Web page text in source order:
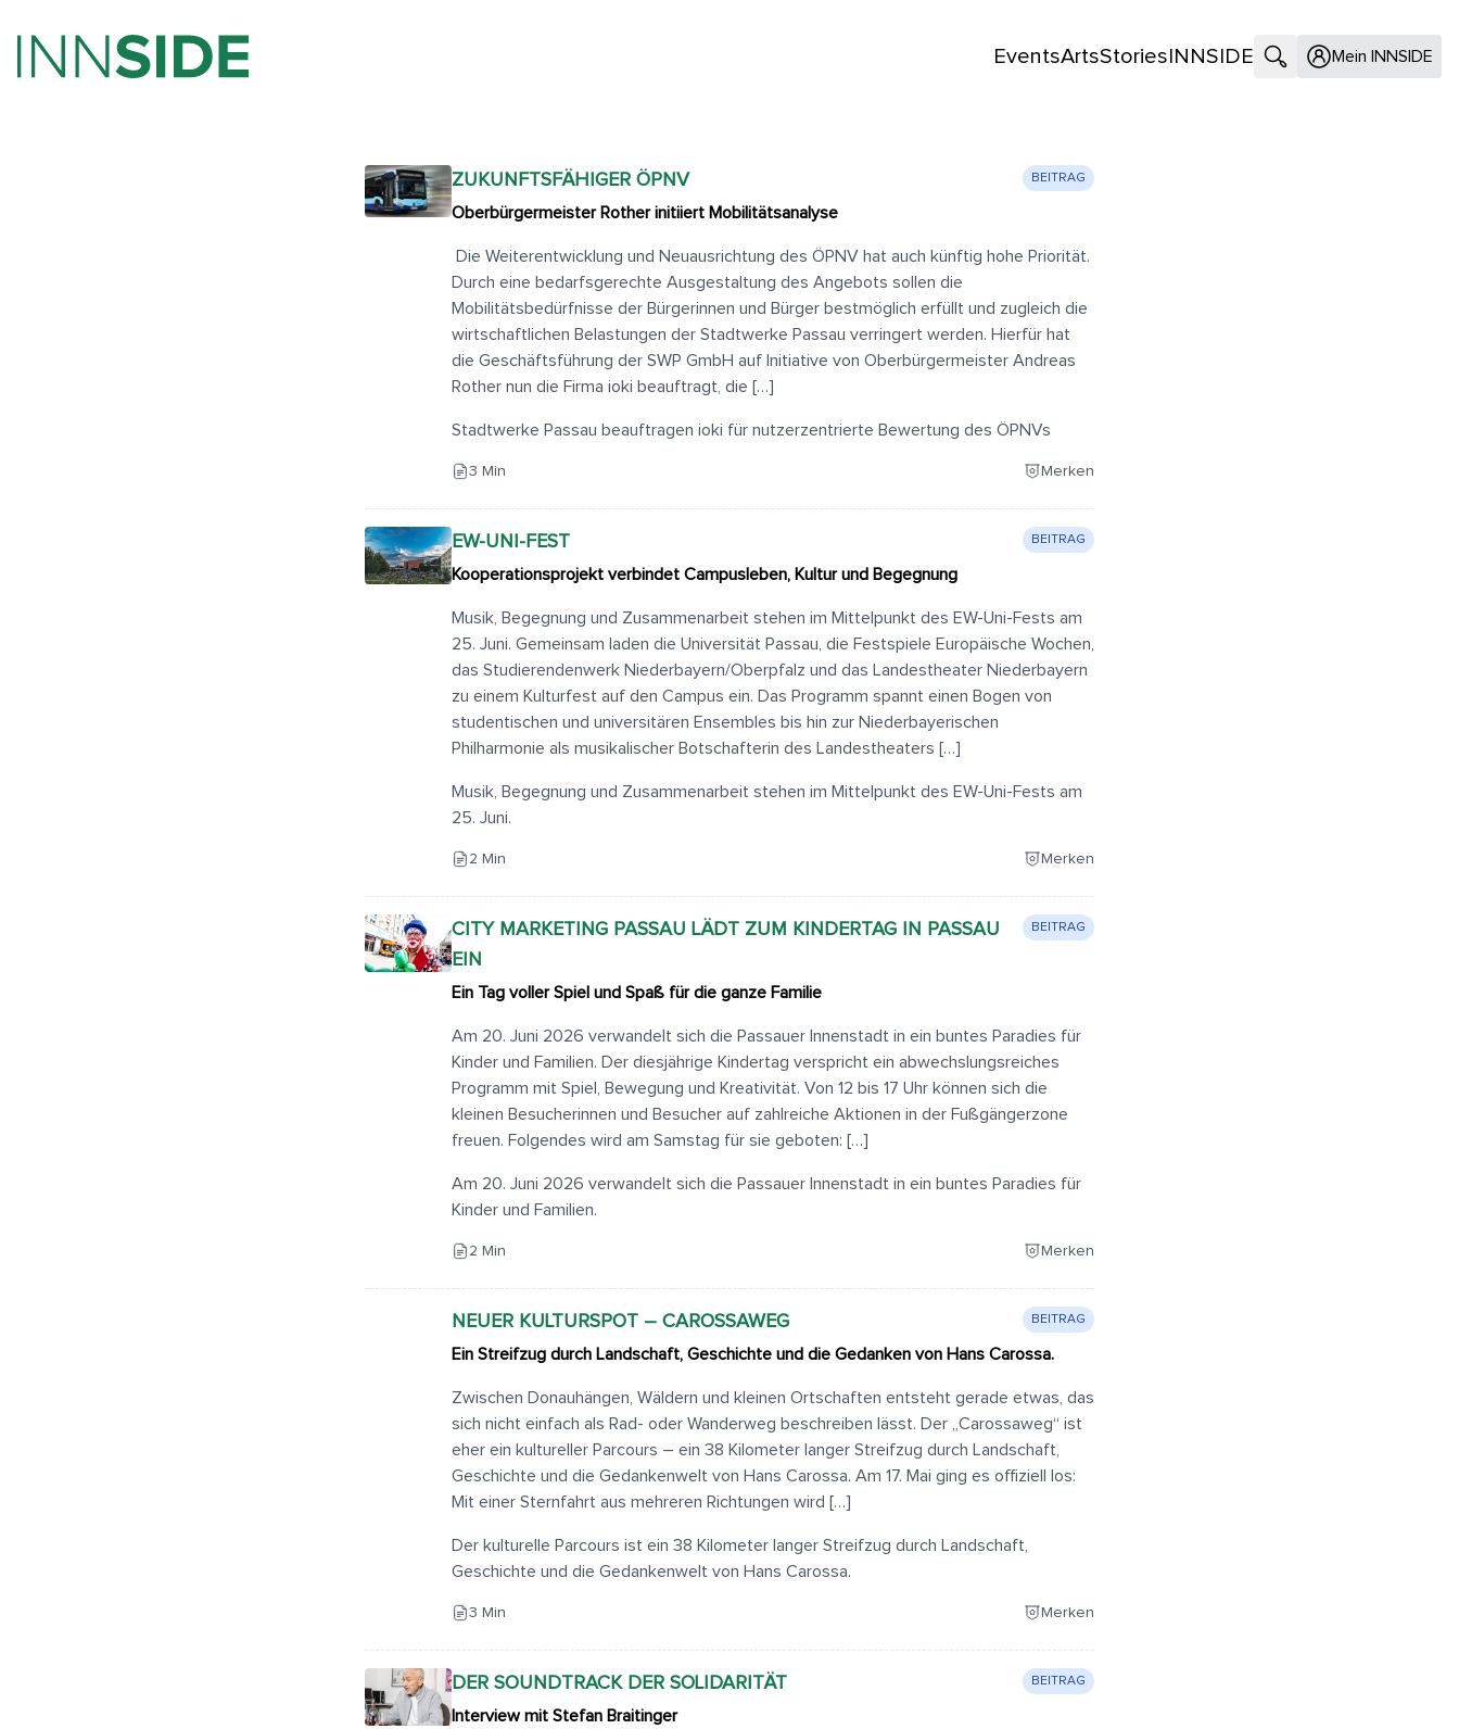
EventsArtsStories INNSIDE Suche öffnenMein INNSIDE
ZUKUNFTSFÄHIGER ÖPNV BEITRAG
Oberbürgermeister Rother initiiert Mobilitätsanalyse
Die Weiterentwicklung und Neuausrichtung des ÖPNV hat auch künftig hohe Priorität.
Durch eine bedarfsgerechte Ausgestaltung des Angebots sollen die
Mobilitätsbedürfnisse der Bürgerinnen und Bürger bestmöglich erfüllt und zugleich die
wirtschaftlichen Belastungen der Stadtwerke Passau verringert werden. Hierfür hat
die Geschäftsführung der SWP GmbH auf Initiative von Oberbürgermeister Andreas
Rother nun die Firma ioki beauftragt, die […]
Stadtwerke Passau beauftragen ioki für nutzerzentrierte Bewertung des ÖPNVs
3 Min Merken
EW-UNI-FEST BEITRAG
Kooperationsprojekt verbindet Campusleben, Kultur und Begegnung
Musik, Begegnung und Zusammenarbeit stehen im Mittelpunkt des EW-Uni-Fests am
25. Juni. Gemeinsam laden die Universität Passau, die Festspiele Europäische Wochen,
das Studierendenwerk Niederbayern/Oberpfalz und das Landestheater Niederbayern
zu einem Kulturfest auf den Campus ein. Das Programm spannt einen Bogen von
studentischen und universitären Ensembles bis hin zur Niederbayerischen
Philharmonie als musikalischer Botschafterin des Landestheaters […]
Musik, Begegnung und Zusammenarbeit stehen im Mittelpunkt des EW-Uni-Fests am
25. Juni.
2 Min Merken
CITY MARKETING PASSAU LÄDT ZUM KINDERTAG IN PASSAU
EIN
BEITRAG
Ein Tag voller Spiel und Spaß für die ganze Familie
Am 20. Juni 2026 verwandelt sich die Passauer Innenstadt in ein buntes Paradies für
Kinder und Familien. Der diesjährige Kindertag verspricht ein abwechslungsreiches
Programm mit Spiel, Bewegung und Kreativität. Von 12 bis 17 Uhr können sich die
kleinen Besucherinnen und Besucher auf zahlreiche Aktionen in der Fußgängerzone
freuen. Folgendes wird am Samstag für sie geboten: […]
Am 20. Juni 2026 verwandelt sich die Passauer Innenstadt in ein buntes Paradies für
Kinder und Familien.
2 Min Merken
NEUER KULTURSPOT – CAROSSAWEG BEITRAG
Ein Streifzug durch Landschaft, Geschichte und die Gedanken von Hans Carossa.
Zwischen Donauhängen, Wäldern und kleinen Ortschaften entsteht gerade etwas, das
sich nicht einfach als Rad- oder Wanderweg beschreiben lässt. Der „Carossaweg“ ist
eher ein kultureller Parcours – ein 38 Kilometer langer Streifzug durch Landschaft,
Geschichte und die Gedankenwelt von Hans Carossa. Am 17. Mai ging es offiziell los:
Mit einer Sternfahrt aus mehreren Richtungen wird […]
Der kulturelle Parcours ist ein 38 Kilometer langer Streifzug durch Landschaft,
Geschichte und die Gedankenwelt von Hans Carossa.
3 Min Merken
DER SOUNDTRACK DER SOLIDARITÄT BEITRAG
Interview mit Stefan Braitinger